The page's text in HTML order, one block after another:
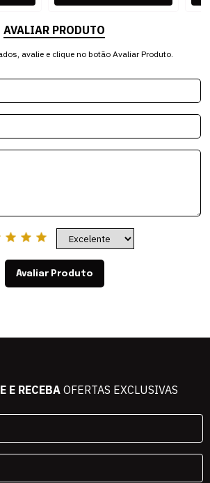
AVALIAR PRODUTO
avalie e clique no botão Avaliar Produto.
Avaliar Produto
E RECEBAOFERTAS EXCLUSIVAS